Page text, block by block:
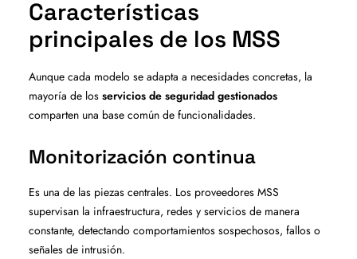
Características
principales de los MSS
Aunque cada modelo se adapta a necesidades concretas, la
mayoría de los servicios de seguridad gestionados
comparten una base común de funcionalidades.
Monitorización continua
Es una de las piezas centrales. Los proveedores MSS
supervisan la infraestructura, redes y servicios de manera
constante, detectando comportamientos sospechosos, fallos o
señales de intrusión.